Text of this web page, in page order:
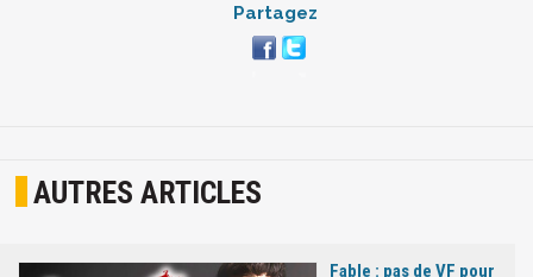
Partagez
AUTRES ARTICLES
Fable : pas de VF pour